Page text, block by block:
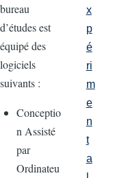
bureau
d’études est
équipé des
logiciels
suivants :
Conceptio
n Assisté
par
Ordinateu
x
p
é
ri
m
e
n
t
a